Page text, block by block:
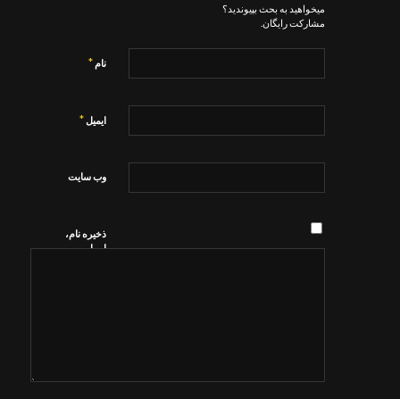
میخواهید به بحث بپیوندید؟
مشارکت رایگان.
نام *
ایمیل *
وب‌ سایت
ذخیره نام،
ایمیل و